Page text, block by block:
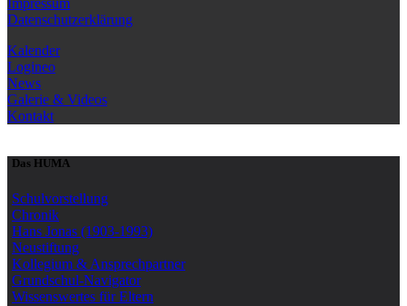
Impressum
Datenschutzerklärung
Kalender
Logineo
News
Galerie & Videos
Kontakt
Das HUMA
Schulvorstellung
Chronik
Hans Jonas (1903-1993)
Neustiftung
Kollegium & Ansprechpartner
Grundschul-Navigator
Wissenswertes für Eltern